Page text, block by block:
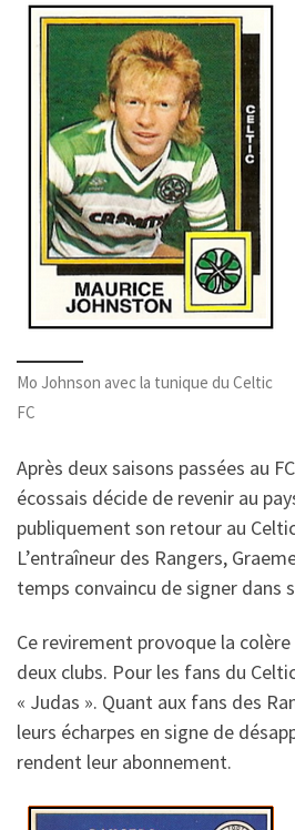
Mo Johnson avec la tunique du Celtic
FC
Après deux saisons passées au
écossais décide de revenir au
publiquement son retour au
L’entraîneur des Rangers,
temps convaincu de signer dans
Ce revirement provoque la
deux clubs. Pour les fans du
« Judas ». Quant aux fans des
leurs écharpes en signe de
rendent leur abonnement.